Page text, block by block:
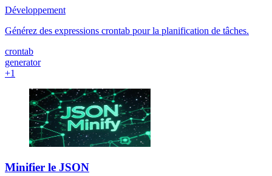
Développement
Générez des expressions crontab pour la planification de tâches.
crontab
generator
+1
Minifier le JSON